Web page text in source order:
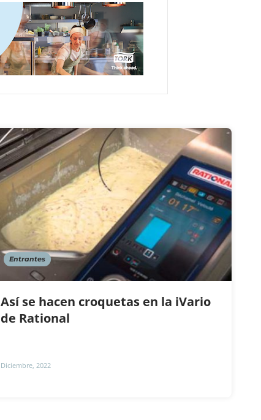
Entrantes
Así se hacen croquetas en la iVario
de Rational
Diciembre, 2022